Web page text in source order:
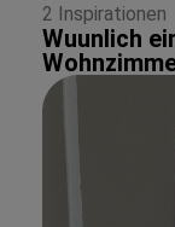
2 Inspirationen
Wuunlich